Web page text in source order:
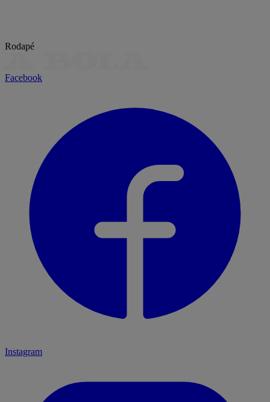
Rodapé
Facebook
Instagram